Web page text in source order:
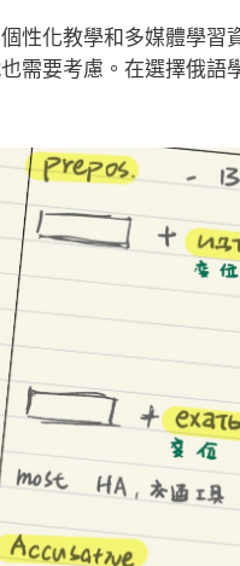
性化教學和多媒體學
需要考慮。在選擇俄